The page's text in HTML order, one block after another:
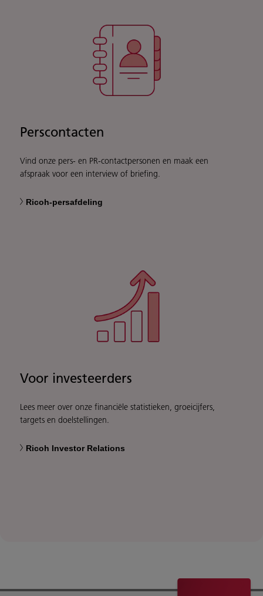
Perscontacten
Vind onze pers- en PR-contactpersonen en maak een
afspraak voor een interview of briefing.
Ricoh-persafdeling
Voor investeerders
Lees meer over onze financiële statistieken, groeicijfers,
targets en doelstellingen.
Ricoh Investor Relations